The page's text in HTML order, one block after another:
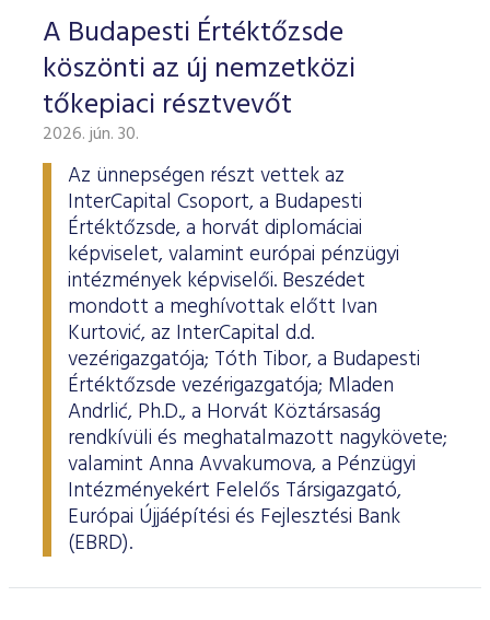
A Budapesti Értéktőzsde
köszönti az új nemzetközi
tőkepiaci résztvevőt
2026. jún. 30.
Az ünnepségen részt vettek az
InterCapital Csoport, a Budapesti
Értéktőzsde, a horvát diplomáciai
képviselet, valamint európai pénzügyi
intézmények képviselői. Beszédet
mondott a meghívottak előtt Ivan
Kurtović, az InterCapital d.d.
vezérigazgatója; Tóth Tibor, a Budapesti
Értéktőzsde vezérigazgatója; Mladen
Andrlić, Ph.D., a Horvát Köztársaság
rendkívüli és meghatalmazott nagykövete;
valamint Anna Avvakumova, a Pénzügyi
Intézményekért Felelős Társigazgató,
Európai Újjáépítési és Fejlesztési Bank
(EBRD).